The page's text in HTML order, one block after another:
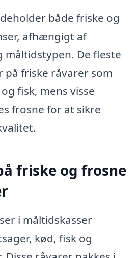
både friske og
afhængigt af
måltidstypen. De fleste
på friske råvarer som
fisk, mens visse
frosne for at sikre
friske og frosne
i måltidskasser
kød, fisk og